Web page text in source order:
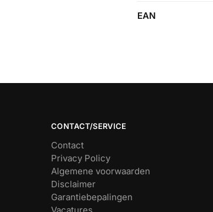
EAN
CONTACT/SERVICE
Contact
Privacy Policy
Algemene voorwaarden
Disclaimer
Garantiebepalingen